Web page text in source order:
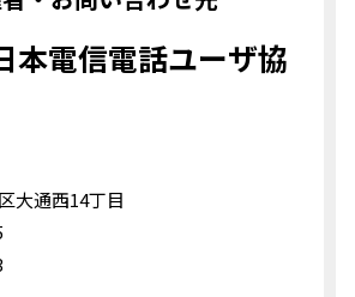
本電信電話ユーザ協
大通西14丁目